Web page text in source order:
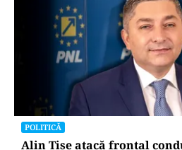
POLITICĂ
Alin Tișe atacă frontal